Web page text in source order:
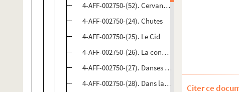
4-AFF-002750-(52). Cervantès intermèdes
4-AFF-002750-(24). Chutes
4-AFF-002750-(25). Le Cid
4-AFF-002750-(26). La conquête du Pôle Sud
4-AFF-002750-(27). Danses d'automne
4-AFF-002750-(28). Dans la jungle des villes
Citer ce